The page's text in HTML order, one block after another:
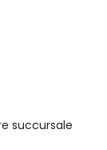
succursale